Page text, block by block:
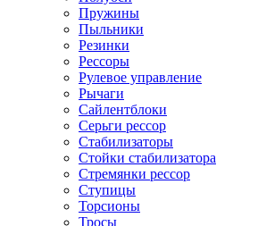
Пружины
Пыльники
Резинки
Рессоры
Рулевое управление
Рычаги
Сайлентблоки
Серьги рессор
Стабилизаторы
Стойки стабилизатора
Стремянки рессор
Ступицы
Торсионы
Тросы